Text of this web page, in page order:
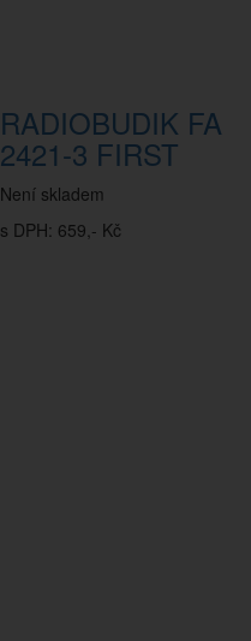
RADIOBUDIK FA
2421-3 FIRST
Není skladem
s DPH: 659,- Kč